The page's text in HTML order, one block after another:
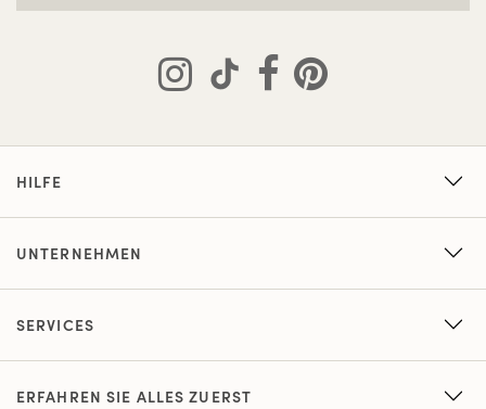
HILFE
UNTERNEHMEN
SERVICES
ERFAHREN SIE ALLES ZUERST